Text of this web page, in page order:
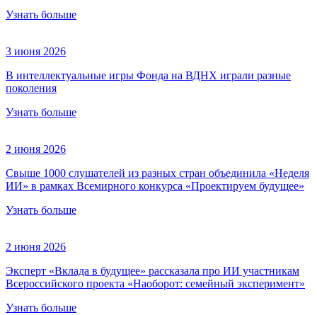
Узнать больше
3 июня 2026
В интеллектуальные игры Фонда на ВДНХ играли разные
поколения
Узнать больше
2 июня 2026
Свыше 1000 слушателей из разных стран объединила «Неделя
ИИ» в рамках Всемирного конкурса «Проектируем будущее»
Узнать больше
2 июня 2026
Эксперт «Вклада в будущее» рассказала про ИИ участникам
Всероссийского проекта «Наоборот: семейный эксперимент»
Узнать больше